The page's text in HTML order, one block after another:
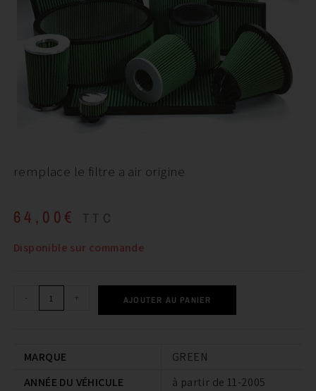
remplace le filtre a air origine
64,00 € TTC
Disponible sur commande
- + AJOUTER AU PANIER
MARQUE
GREEN
ANNÉE DU VÉHICULE
à partir de 11-2005